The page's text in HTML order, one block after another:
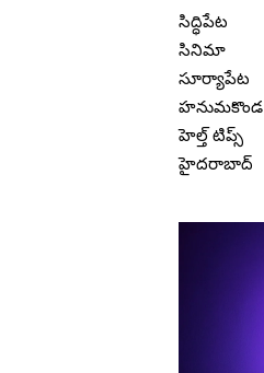
సిద్ధిపేట
సినిమా
సూర్యాపేట
హనుమకొండ
హెల్త్ టిప్స్
హైదరాబాద్